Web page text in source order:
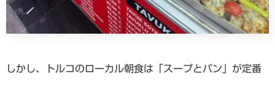
しかし、トルコのローカル朝食は「スープとパン」が定番